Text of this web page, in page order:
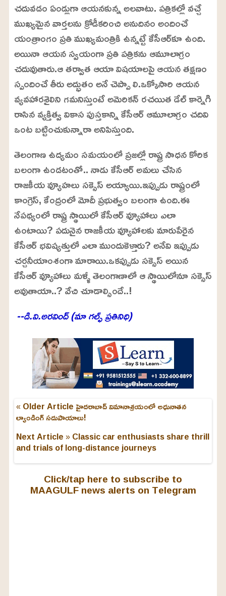
చదువడం ఏండ్లుగా ఆయనకున్న అలవాటు. పత్రికల్లో వచ్చే
ముఖ్యమైన వార్తలను క్రోడీకరించి అనుదినం అందించే
యంత్రాంగం ప్రతి ముఖ్యమంత్రికి ఉన్నట్టే కేసీఆర్‌కూ ఉంది.
అయినా ఆయన స్వయంగా ప్రతి పత్రికను ఆమూలాగ్రం
చదువుతారు.ఆ తర్వాత ఆయా విషయాలపై ఆయన తక్షణం
స్పందించే తీరు అద్భుతం అనే చెప్పా లి.ఒక్కోసారి ఆయన
వ్యవహారశైలిని గమనిస్తుంటే అమెరికన్‌ రచయిత డేల్‌ కార్నెగి
రాసిన వ్యక్తిత్వ వికాస పుస్తకాన్ని కేసీఆర్‌ ఆమూలాగ్రం చదివి
ఒంట బట్టించుకున్నారా అనిపిస్తుంది.
తెలంగాణ ఉద్యమం సమయంలో ప్రజల్లో రాష్ట్ర సాధన కోరిక
బలంగా ఉండటంతో.. నాడు కేసీఆర్ అమలు చేసిన
రాజకీయ వ్యూహలు సక్సెస్ అయ్యాయి.ఇప్పుడు రాష్ట్రంలో
కాంగ్రెస్, కేంద్రంలో మోదీ ప్రభుత్వం బలంగా ఉంది.ఈ
నేపథ్యంలో రాష్ట్ర స్థాయిలో కేసీఆర్ వ్యూహాలు ఎలా
ఉంటాయి? పదునైన రాజకీయ వ్యూహాలకు మారుపేరైన
కేసీఆర్ భవిష్యత్తులో ఎలా ముందుకెళ్తారు? అనేవి ఇప్పుడు
చర్చనీయాంశంగా మారాయి.ఒకప్పుడు సక్సెస్ అయిన
కేసీఆర్ వ్యూహాలు మళ్ళీ తెలంగాణాలో ఆ స్థాయిలోనూ సక్సెస్
అవుతాయా..? వేచి చూడాల్సిందే..!
--డి.వి.అరవింద్ (మా గల్ఫ్ ప్రతినిధి)
« Older Articleహైదరాబాద్ విమానాశ్రయంలో అధునాతన
ల్యాండింగ్ సదుపాయాలు!
Next Article »Classic car enthusiasts share thrill
and trials of long-distance journeys
Click/tap here to subscribe to
MAAGULF news alerts on Telegram